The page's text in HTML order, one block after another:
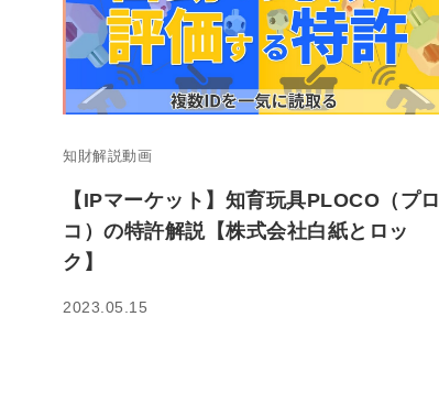
知財解説動画
【IPマーケット】知育玩具PLOCO（プロ
コ）の特許解説【株式会社白紙とロッ
ク】
2023.05.15